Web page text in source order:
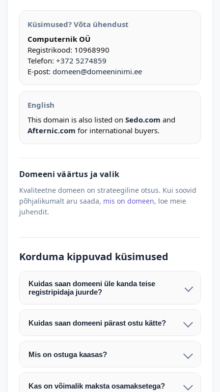
Küsimused? Võta ühendust
Computernik OÜ
Registrikood: 10968990
Telefon: +372 5274859
E-post: domeen@domeeninimi.ee
English
This domain is also listed on Sedo.com and
Afternic.com for international buyers.
Domeeni väärtus ja valik
Kvaliteetne domeen on strateegiline otsus. Kui soovid
põhjalikumalt aru saada, mis on domeen, loe meie
juhendit.
Korduma kippuvad küsimused
Kuidas saan domeeni üle kanda teise
registripidaja juurde?
Pärast makse laekumist edastame teile domeeni
AUTH (EPP) koodi. Selle abil saate domeeni üle
Domeeni ülekandmine toimub registripidajate
tööpäeva. Täpsemad juhised saadetakse teile e-
posti teel pärast tehingu kinnitamist.
Kuidas saan domeeni pärast ostu kätte?
Pärast ostu vormistamist väljastame arve.
Maksekinnituse järel edastame teile domeeni
enda valitud registripidaja juurde.
Mis on ostuga kaasas?
Ostuga kaasas on domeeninime omandiõigus.
Veebimajutust ja e-posti teenuseid tuleb tellida
Kas on võimalik maksta osamaksetega?